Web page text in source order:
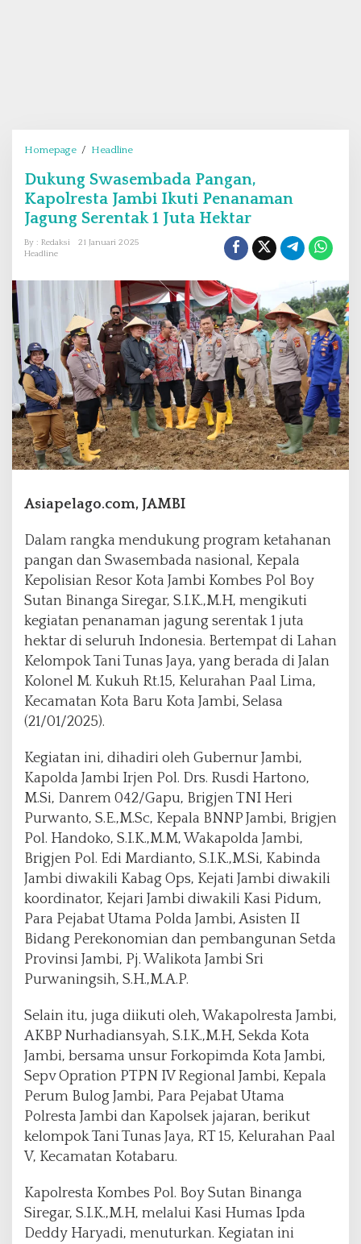
Homepage / Headline
k
u
n
S
a
e
m
b
a
d
a
P
a
n
g
a
,
a
r
e
a
J
a
I
k
u
t
P
e
n
a
m
a
n
g
u
n
g
e
r
e
n
k
1
J
Dukung Swasembada Pangan,
Kapolresta Jambi Ikuti Penanaman
Jagung Serentak 1 Juta Hektar
By : Redaksi
21 Januari 2025
Headline
Asiapelago.com, JAMBI
Dalam rangka mendukung program ketahanan
pangan dan Swasembada nasional, Kepala
Kepolisian Resor Kota Jambi Kombes Pol Boy
Sutan Binanga Siregar, S.I.K.,M.H, mengikuti
kegiatan penanaman jagung serentak 1 juta
hektar di seluruh Indonesia. Bertempat di Lahan
Kelompok Tani Tunas Jaya, yang berada di Jalan
Kolonel M. Kukuh Rt.15, Kelurahan Paal Lima,
Kecamatan Kota Baru Kota Jambi, Selasa
(21/01/2025).
Kegiatan ini, dihadiri oleh Gubernur Jambi,
Kapolda Jambi Irjen Pol. Drs. Rusdi Hartono,
M.Si, Danrem 042/Gapu, Brigjen TNI Heri
Purwanto, S.E.,M.Sc, Kepala BNNP Jambi, Brigjen
Pol. Handoko, S.I.K.,M.M, Wakapolda Jambi,
Brigjen Pol. Edi Mardianto, S.I.K.,M.Si, Kabinda
Jambi diwakili Kabag Ops, Kejati Jambi diwakili
koordinator, Kejari Jambi diwakili Kasi Pidum,
Para Pejabat Utama Polda Jambi, Asisten II
Bidang Perekonomian dan pembangunan Setda
Provinsi Jambi, Pj. Walikota Jambi Sri
Purwaningsih, S.H.,M.A.P.
Selain itu, juga diikuti oleh, Wakapolresta Jambi,
AKBP Nurhadiansyah, S.I.K.,M.H, Sekda Kota
Jambi, bersama unsur Forkopimda Kota Jambi,
Sepv Opration PTPN IV Regional Jambi, Kepala
Perum Bulog Jambi, Para Pejabat Utama
Polresta Jambi dan Kapolsek jajaran, berikut
kelompok Tani Tunas Jaya, RT 15, Kelurahan Paal
V, Kecamatan Kotabaru.
Kapolresta Kombes Pol. Boy Sutan Binanga
Siregar, S.I.K.,M.H, melalui Kasi Humas Ipda
Deddy Haryadi, menuturkan. Kegiatan ini